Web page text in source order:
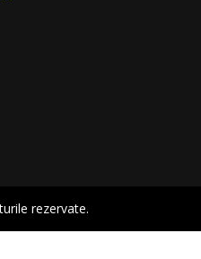
rezervate.